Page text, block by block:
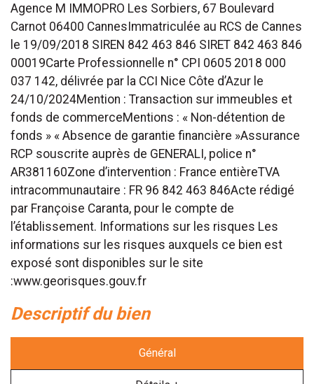
Agence M IMMOPRO Les Sorbiers, 67 Boulevard
Carnot 06400 CannesImmatriculée au RCS de Cannes
le 19/09/2018 SIREN 842 463 846 SIRET 842 463 846
00019Carte Professionnelle n° CPI 0605 2018 000
037 142, délivrée par la CCI Nice Côte d’Azur le
24/10/2024Mention : Transaction sur immeubles et
fonds de commerceMentions : « Non-détention de
fonds » « Absence de garantie financière »Assurance
RCP souscrite auprès de GENERALI, police n°
AR381160Zone d’intervention : France entièreTVA
intracommunautaire : FR 96 842 463 846Acte rédigé
par Françoise Caranta, pour le compte de
l’établissement. Informations sur les risques Les
informations sur les risques auxquels ce bien est
exposé sont disponibles sur le site
:www.georisques.gouv.fr
descriptif du bien
Général